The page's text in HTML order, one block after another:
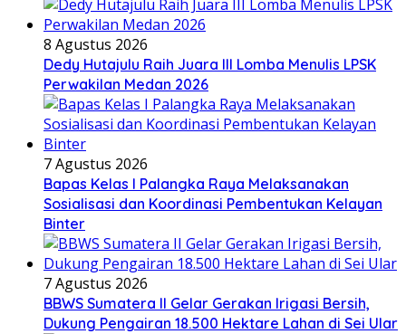
8 Agustus 2026
Dedy Hutajulu Raih Juara III Lomba Menulis LPSK
Perwakilan Medan 2026
7 Agustus 2026
Bapas Kelas I Palangka Raya Melaksanakan
Sosialisasi dan Koordinasi Pembentukan Kelayan
Binter
7 Agustus 2026
BBWS Sumatera II Gelar Gerakan Irigasi Bersih,
Dukung Pengairan 18.500 Hektare Lahan di Sei Ular